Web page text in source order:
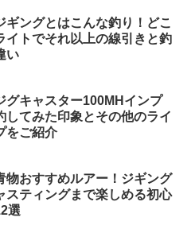
ギングとはこんな釣り！どこ
イトでそれ以上の線引きと釣
い
グキャスター100MHインプ
してみた印象とその他のライ
をご紹介
物おすすめルアー！ジギング
スティングまで楽しめる初心
選